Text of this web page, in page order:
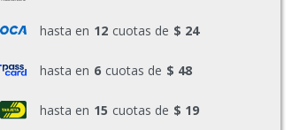
hasta en 12 cuotas de $ 24
hasta en 6 cuotas de $ 48
hasta en 15 cuotas de $ 19